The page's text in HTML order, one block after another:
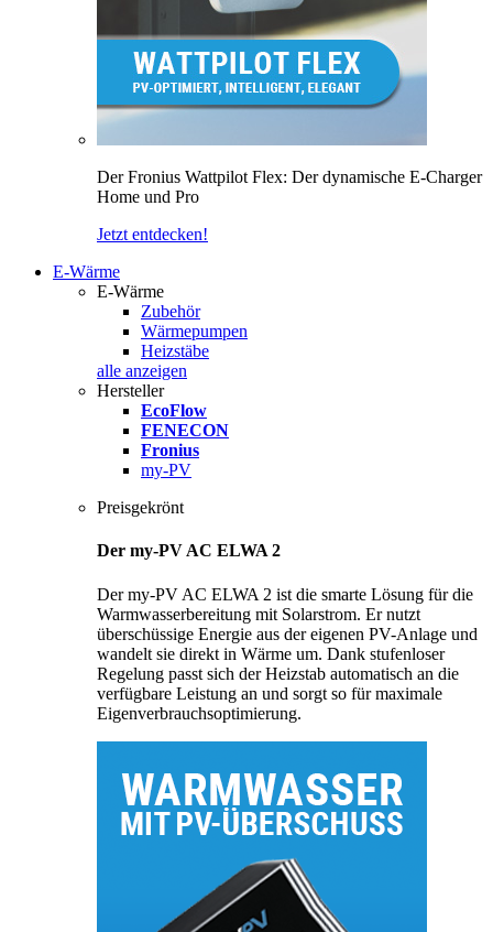
Der Fronius Wattpilot Flex: Der dynamische E-Charger
Home und Pro
Jetzt entdecken!
E-Wärme
E-Wärme
Zubehör
Wärmepumpen
Heizstäbe
alle anzeigen
Hersteller
EcoFlow
FENECON
Fronius
my-PV
Preisgekrönt
Der my-PV AC ELWA 2
Der my-PV AC ELWA 2 ist die smarte Lösung für die
Warmwasserbereitung mit Solarstrom. Er nutzt
überschüssige Energie aus der eigenen PV-Anlage und
wandelt sie direkt in Wärme um. Dank stufenloser
Regelung passt sich der Heizstab automatisch an die
verfügbare Leistung an und sorgt so für maximale
Eigenverbrauchsoptimierung.